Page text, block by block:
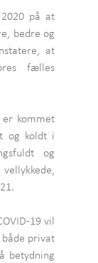
på at
bedre og
at
fælles
kommet
og koldt i
og
19 vil
privat
betydning